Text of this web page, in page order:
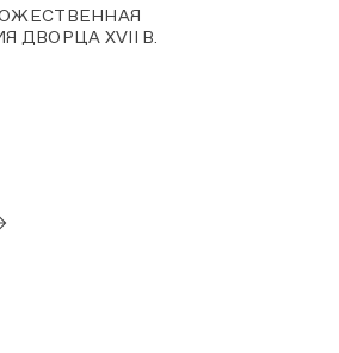
ДВОРЦА XVII В.